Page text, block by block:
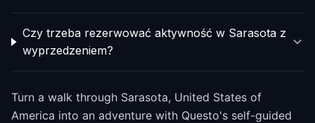
Czy trzeba rezerwować aktywność w Sarasota z
wyprzedzeniem?
Turn a walk through Sarasota, United States of
America into an adventure with Questo's self-guided